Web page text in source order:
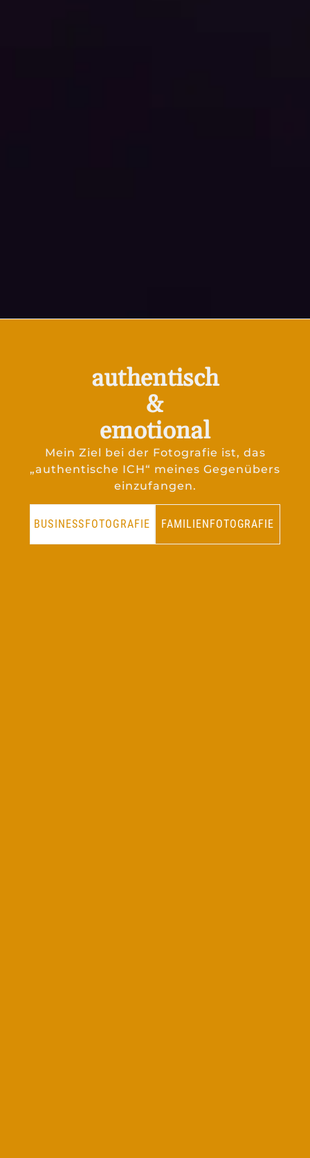
authentisch
&
emotional
Mein Ziel bei der Fotografie ist, das
„authentische ICH“ meines Gegenübers
einzufangen.
BUSINESSFOTOGRAFIE FAMILIENFOTOGRAFIE